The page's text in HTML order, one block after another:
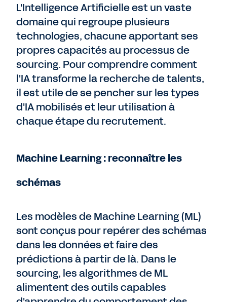
L'Intelligence Artificielle est un vaste
domaine qui regroupe plusieurs
technologies, chacune apportant ses
propres capacités au processus de
sourcing. Pour comprendre comment
l'IA transforme la recherche de talents,
il est utile de se pencher sur les types
d'IA mobilisés et leur utilisation à
chaque étape du recrutement.
Machine Learning : reconnaître les
schémas
Les modèles de Machine Learning (ML)
sont conçus pour repérer des schémas
dans les données et faire des
prédictions à partir de là. Dans le
sourcing, les algorithmes de ML
alimentent des outils capables